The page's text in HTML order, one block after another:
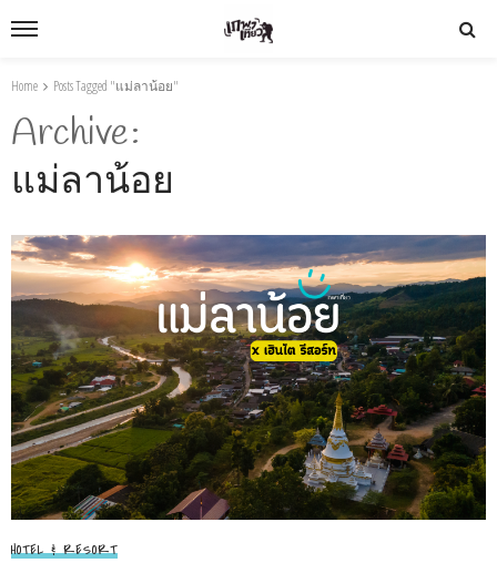
Home Posts Tagged "แม่ลาน้อย"
Archive
แม่ลาน้อย
HOTEL & RESORT